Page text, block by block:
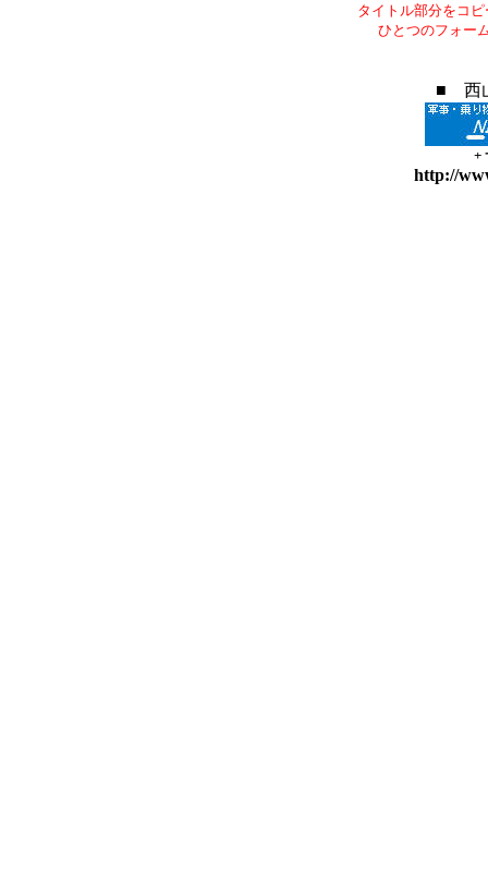
タイトル部分をコ
ひとつのフォー
■ 西
+
http://